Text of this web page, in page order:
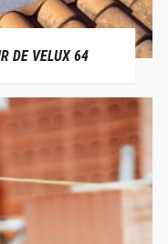
DE VELUX 64